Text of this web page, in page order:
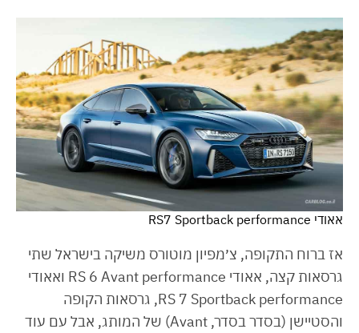
אאודי RS7 Sportback performance
אז ברוח התקופה, צ׳מפיון מוטורס משיקה בישראל שתי
גרסאות קצה, אאודי RS 6 Avant performance ואאודי
RS 7 Sportback performance, גרסאות הקופה
והסטיישן (בסדר בסדר, Avant) של המותג, אבל עם עוד